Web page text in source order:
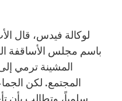
لوكالة فيدس، قال
باسم مجلس الأساقفة
المشينة ترمي
المجتمع. لكن
سلمياً، وتطالب بأن